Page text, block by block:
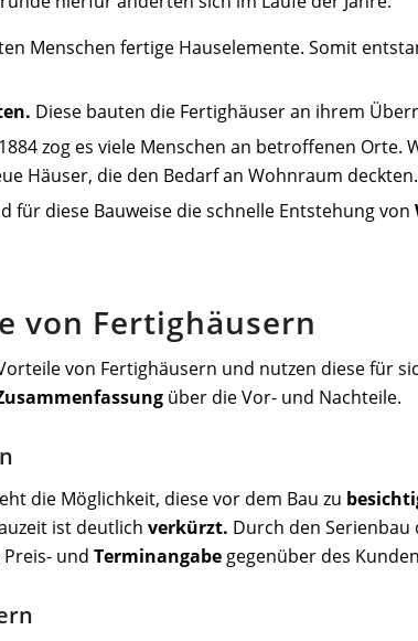
Menschen fertige Hauselemente. Somit
Diese bauten die Fertighäuser an ihrem
zog es viele Menschen an betroffenen
Häuser, die den Bedarf an Wohnraum deckten.
für diese Bauweise die schnelle Entstehung von
von Fertighäusern
von Fertighäusern und nutzen diese für
über die Vor- und Nachteile.
die Möglichkeit, diese vor dem Bau zu
ist deutlichverkürzt. Durch den
Preis- undTerminangabe gegenüber des